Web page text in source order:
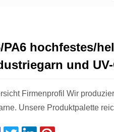
PA6 hochfestes/
und
Firmenprofil Wir
6-Garne. Unsere